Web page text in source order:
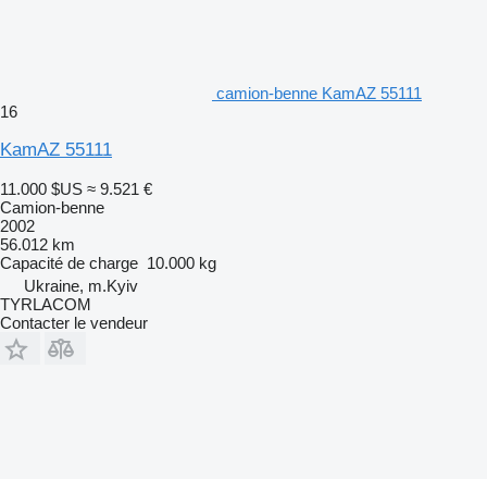
camion-benne KamAZ 55111
16
KamAZ 55111
11.000 $US ≈ 9.521 €
Camion-benne
2002
56.012 km
Capacité de charge 10.000 kg
Ukraine, m.Kyiv
TYRLACOM
Contacter le vendeur